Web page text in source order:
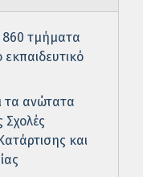
860 τμήματα
εκπαιδευτικό
τα ανώτατα
Σχολές
και